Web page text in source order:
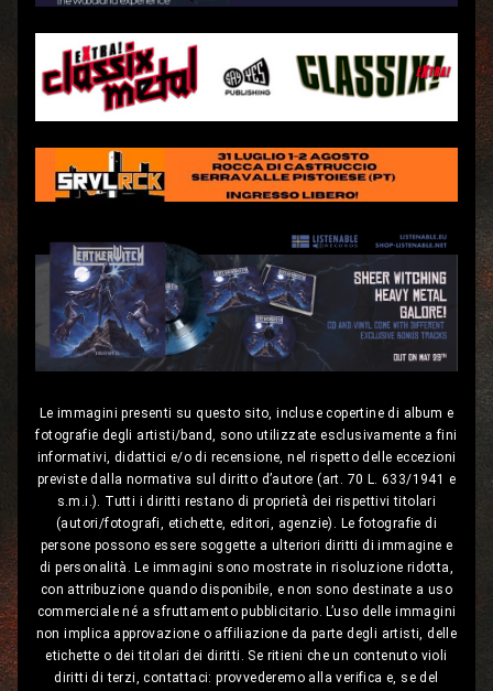
Le immagini presenti su questo sito, incluse copertine di album e
fotografie degli artisti/band, sono utilizzate esclusivamente a fini
informativi, didattici e/o di recensione, nel rispetto delle eccezioni
previste dalla normativa sul diritto d’autore (art. 70 L. 633/1941 e
s.m.i.). Tutti i diritti restano di proprietà dei rispettivi titolari
(autori/fotografi, etichette, editori, agenzie). Le fotografie di
persone possono essere soggette a ulteriori diritti di immagine e
di personalità. Le immagini sono mostrate in risoluzione ridotta,
con attribuzione quando disponibile, e non sono destinate a uso
commerciale né a sfruttamento pubblicitario. L’uso delle immagini
non implica approvazione o affiliazione da parte degli artisti, delle
etichette o dei titolari dei diritti. Se ritieni che un contenuto violi
diritti di terzi, contattaci: provvederemo alla verifica e, se del